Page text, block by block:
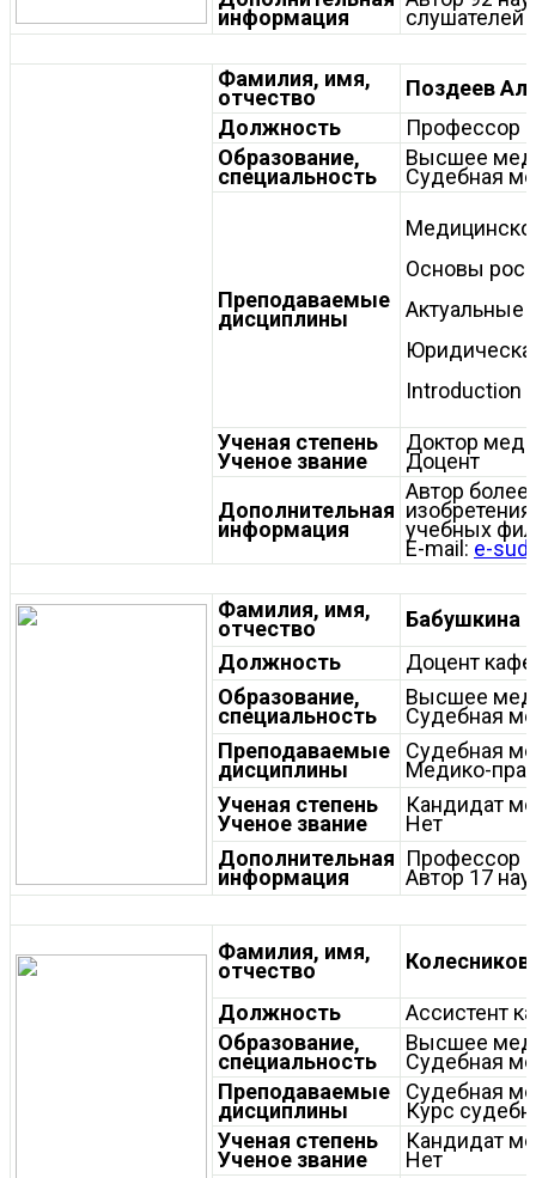
информация слушателей
Фамилия, имя,
отчество
Поздеев
Должность
Профессор
Образование,
специальность
Высшее
Судебная
Преподаваемые
дисциплины
Основы
Актуальные
Introduction
Ученая степень
Ученое звание
Доктор
Доцент
Дополнительная
информация
Автор более
учебных
E-mail: e-
Фамилия, имя,
отчество
Бабушкина
Должность
Доцент
Образование,
специальность
Высшее
Судебная
Преподаваемые
дисциплины
Судебная
Медико-
Ученая степень
Ученое звание
Кандидат
Нет
Дополнительная
информация
Профессор
Автор 17
Фамилия, имя,
отчество
Должность
Ассистент
Образование,
специальность
Высшее
Судебная
Преподаваемые
дисциплины
Судебная
Курс
Ученая степень
Ученое звание
Кандидат
Нет